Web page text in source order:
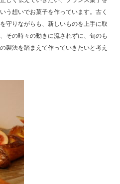
う想いでお菓子を作っています。古く
守りながらも、新しいものを上手に取
その時々の動きに流されずに、旬のも
製法を踏まえて作っていきたいと考え